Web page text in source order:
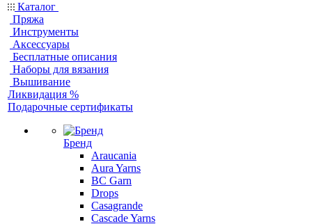
Каталог
Пряжа
Инструменты
Аксессуары
Бесплатные описания
Наборы для вязания
Вышивание
Ликвидация %
Подарочные сертификаты
Бренд
Araucania
Aura Yarns
BC Garn
Drops
Casagrande
Cascade Yarns